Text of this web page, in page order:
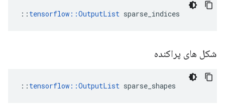
:: tensorflow::OutputList sparse_indices
شکل های پراکنده
:: tensorflow::OutputList sparse_shapes